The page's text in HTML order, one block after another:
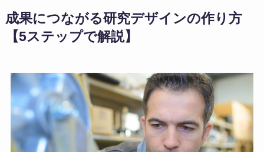
成果につながる研究デザインの作り方
【5ステップで解説】